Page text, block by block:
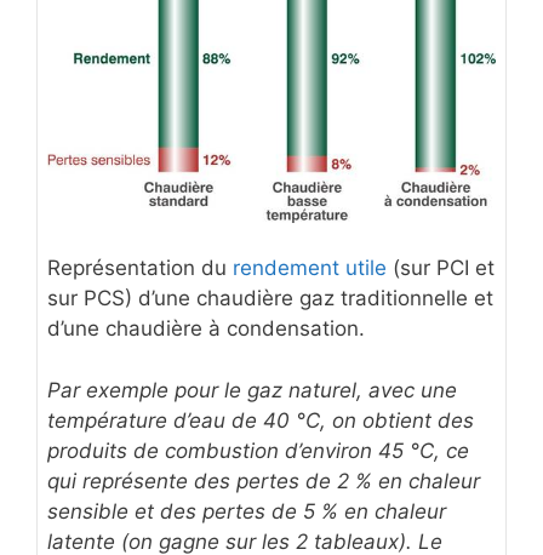
Représentation du rendement utile (sur PCI et
sur PCS) d’une chaudière gaz traditionnelle et
d’une chaudière à condensation.
Par exemple pour le gaz naturel, avec une
température d’eau de 40 °C, on obtient des
produits de combustion d’environ 45 °C, ce
qui représente des pertes de 2 % en chaleur
sensible et des pertes de 5 % en chaleur
latente (on gagne sur les 2 tableaux). Le